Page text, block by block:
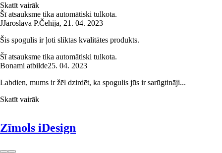
Skatīt vairāk
Šī atsauksme tika automātiski tulkota.
JJaroslava P.Čehija, 21. 04. 2023
Šis spogulis ir ļoti sliktas kvalitātes produkts.
Šī atsauksme tika automātiski tulkota.
Bonami atbilde25. 04. 2023
Labdien, mums ir žēl dzirdēt, ka spogulis jūs ir sarūgtināji...
Skatīt vairāk
Zīmols iDesign